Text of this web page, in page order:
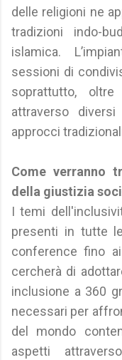
delle religioni ne
tradizioni indo-
islamica.
sessioni di
soprattutto,
attraverso
approcci
Come verranno
della giustizia
I temi
presenti in tutte
conference fino
cercherà di
inclusione a 360
necessari per
del mondo
aspetti